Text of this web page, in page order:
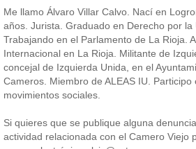
Me llamo Álvaro Villar Calvo. Nací en
años. Jurista. Graduado en Derecho por la
Trabajando en el Parlamento de La Rioja.
Internacional en La Rioja. Militante de
concejal de Izquierda Unida, en el
Cameros. Miembro de ALEAS IU. Participo
movimientos sociales.
Si quieres que se publique alguna
actividad relacionada con el Camero Viejo